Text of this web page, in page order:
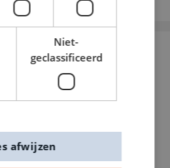
Niet-
geclassificeerd
afwijzen